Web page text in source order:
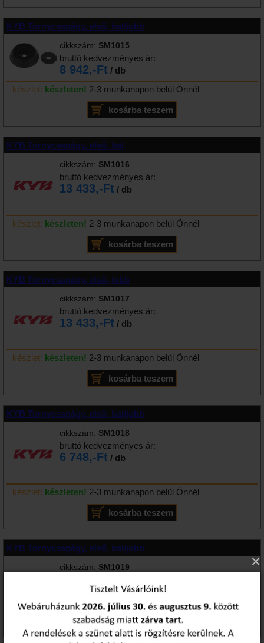
×
KYB Tornycsapágy, első, bal/jobb
cikkszám: SM1015
bruttó kedvezményes ár:
8 942,-Ft / db
készlet: készleten! 2-3 munkanapon belül Önnél
KYB Tornycsapágy, első, bal
cikkszám: SM1016
bruttó kedvezményes ár:
13 433,-Ft / db
készlet: készleten! 2-3 munkanapon belül Önnél
KYB Tornycsapágy, első, jobb
cikkszám: SM1017
bruttó kedvezményes ár:
13 433,-Ft / db
készlet: készleten! 2-3 munkanapon belül Önnél
KYB Tornycsapágy, első, bal/jobb
cikkszám: SM1018
bruttó kedvezményes ár:
6 748,-Ft / db
készlet: készleten! 2-3 munkanapon belül Önnél
KYB Tornycsapágy, első, bal/jobb
cikkszám: SM1019
készlet és szállítás:árajánlat alapján